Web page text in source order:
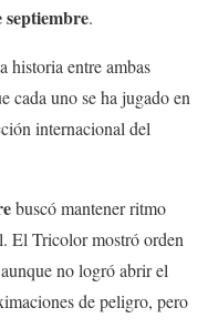
.
historia entre ambas
cada uno se ha jugado en
internacional del
buscó mantener ritmo
El Tricolor mostró orden
no logró abrir el
de peligro, pero